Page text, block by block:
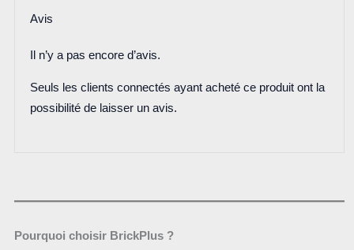
Avis
Il n’y a pas encore d’avis.
Seuls les clients connectés ayant acheté ce produit ont la
possibilité de laisser un avis.
Pourquoi choisir BrickPlus ?